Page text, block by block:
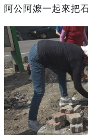
阿公阿嬤一起來把